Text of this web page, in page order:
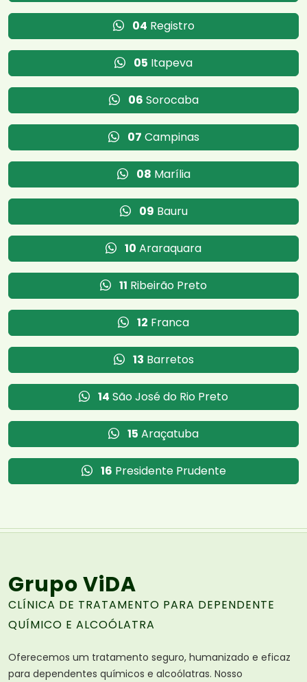
04 Registro
05 Itapeva
06 Sorocaba
07 Campinas
08 Marília
09 Bauru
10 Araraquara
11 Ribeirão Preto
12 Franca
13 Barretos
14 São José do Rio Preto
15 Araçatuba
16 Presidente Prudente
Grupo ViDA
CLÍNICA DE TRATAMENTO PARA DEPENDENTE
QUÍMICO E ALCOÓLATRA
Oferecemos um tratamento seguro, humanizado e eficaz
para dependentes químicos e alcoólatras. Nosso